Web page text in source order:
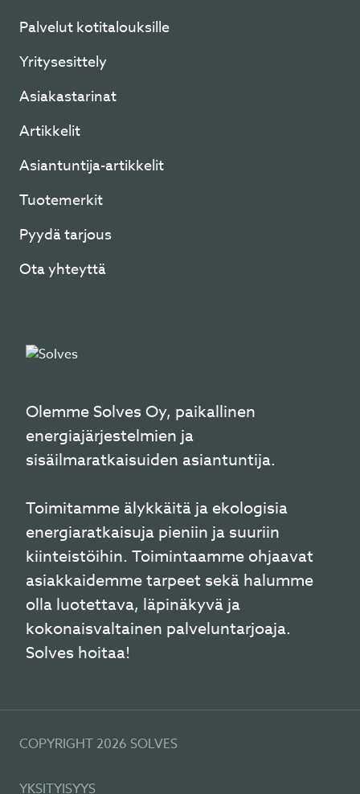
Palvelut kotitalouksille
Yritysesittely
Asiakastarinat
Artikkelit
Asiantuntija-artikkelit
Tuotemerkit
Pyydä tarjous
Ota yhteyttä
Olemme Solves Oy, paikallinen
energiajärjestelmien ja
sisäilmaratkaisuiden asiantuntija.
Toimitamme älykkäitä ja ekologisia
energiaratkaisuja pieniin ja suuriin
kiinteistöihin. Toimintaamme ohjaavat
asiakkaidemme tarpeet sekä halumme
olla luotettava, läpinäkyvä ja
kokonaisvaltainen palveluntarjoaja.
Solves hoitaa!
COPYRIGHT 2026 SOLVES
YKSITYISYYS